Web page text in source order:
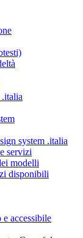
system .italia
servizi
modelli
disponibili
accessibile